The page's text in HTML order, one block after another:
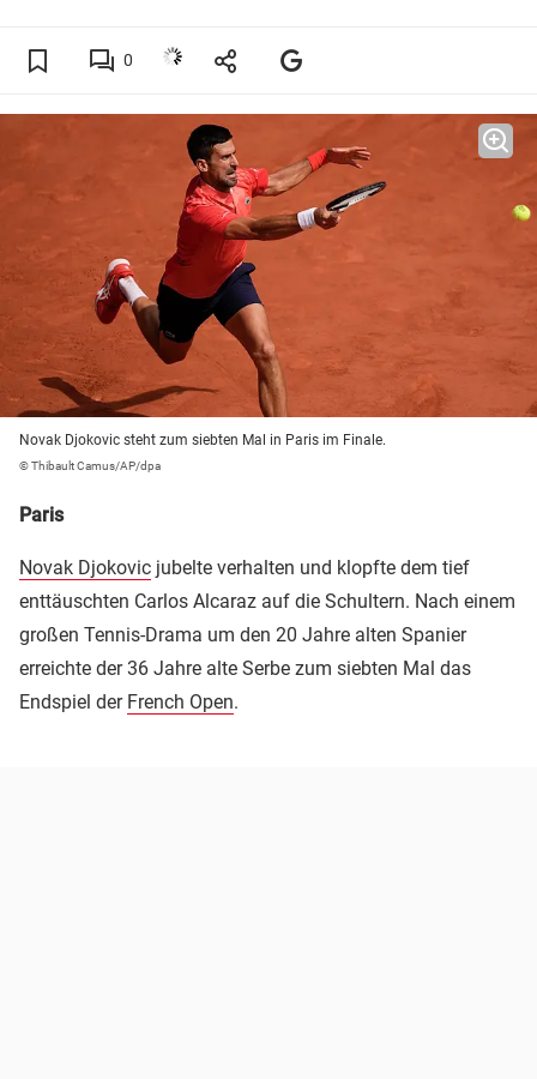
0
Novak Djokovic steht zum siebten Mal in Paris im Finale.
© Thibault Camus/AP/dpa
Paris
Novak Djokovic jubelte verhalten und klopfte dem tief
enttäuschten Carlos Alcaraz auf die Schultern. Nach einem
großen Tennis-Drama um den 20 Jahre alten Spanier
erreichte der 36 Jahre alte Serbe zum siebten Mal das
Endspiel der French Open.